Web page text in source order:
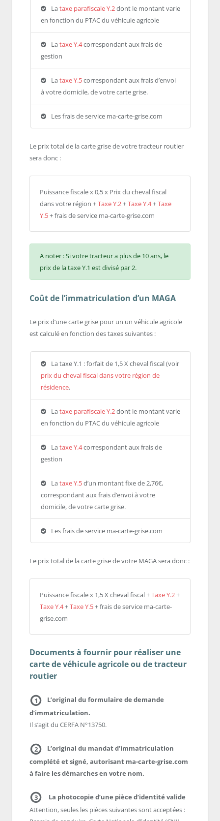
Lataxe parafiscale Y.2dont le montant varie
en fonction du PTAC du véhicule agricole
Lataxe Y.4correspondant aux frais de
gestion
Lataxe Y.5correspondant aux frais d’envoi
à votre domicile, de votre carte grise.
Les frais de service ma-carte-grise.com
Le prix total de la carte grise de votre tracteur routier
sera donc :
Puissance fiscale x 0,5 x Prix du cheval fiscal
dans votre région +Taxe Y.2+Taxe Y.4+Taxe
Y.5+ frais de service ma-carte-grise.com
A noter : Si votre tracteur a plus de 10 ans, le
prix de la taxe Y.1 est divisé par 2.
Coût de l’immatriculation d’un MAGA
Le prix d’une carte grise pour un un véhicule agricole
est calculé en fonction des taxes suivantes :
La taxe Y.1 : forfait de 1,5 X cheval fiscal (voir
prix du cheval fiscal dans votre région de
résidence.
Lataxe parafiscale Y.2dont le montant varie
en fonction du PTAC du véhicule agricole
Lataxe Y.4correspondant aux frais de
gestion
Lataxe Y.5d’un montant fixe de 2,76€,
correspondant aux frais d’envoi à votre
domicile, de votre carte grise.
Les frais de service ma-carte-grise.com
Le prix total de la carte grise de votre MAGA sera donc :
Puissance fiscale x 1,5 X cheval fiscal +Taxe Y.2+
Taxe Y.4+Taxe Y.5+ frais de service ma-carte-
grise.com
Documents à fournir pour réaliser une
carte de véhicule agricole ou de tracteur
routier
1
L’original du formulaire de demande
d’immatriculation.
Il s’agit du CERFA N°13750.
2
L’original du mandat d’immatriculation
complété et signé, autorisant ma-carte-grise.com
à faire les démarches en votre nom.
3
La photocopie d’une pièce d’identité valide
Attention, seules les pièces suivantes sont acceptées :